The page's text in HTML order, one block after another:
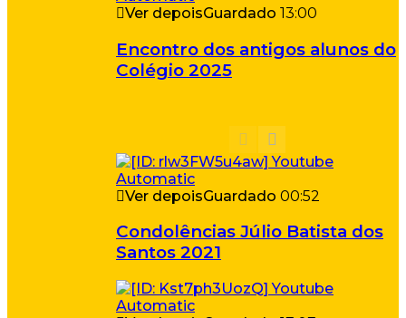
Ver depoisGuardado 13:00
Encontro dos antigos alunos do
Colégio 2025
Ver depoisGuardado 00:52
Condolências Júlio Batista dos
Santos 2021